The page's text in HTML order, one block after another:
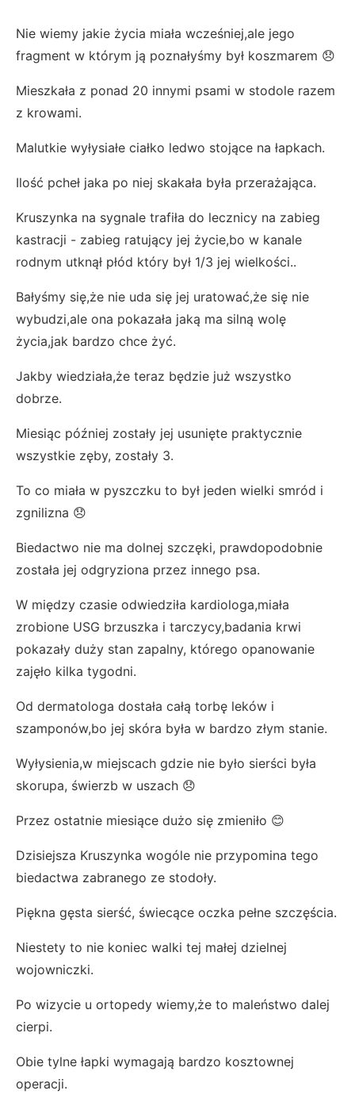
Nie wiemy jakie życia miała wcześniej,ale jego
fragment w którym ją poznałyśmy był koszmarem 😞
Mieszkała z ponad 20 innymi psami w stodole razem
z krowami.
Malutkie wyłysiałe ciałko ledwo stojące na łapkach.
Ilość pcheł jaka po niej skakała była przerażająca.
Kruszynka na sygnale trafiła do lecznicy na zabieg
kastracji - zabieg ratujący jej życie,bo w kanale
rodnym utknął płód który był 1/3 jej wielkości..
Bałyśmy się,że nie uda się jej uratować,że się nie
wybudzi,ale ona pokazała jaką ma silną wolę
życia,jak bardzo chce żyć.
Jakby wiedziała,że teraz będzie już wszystko
dobrze.
Miesiąc później zostały jej usunięte praktycznie
wszystkie zęby, zostały 3.
To co miała w pyszczku to był jeden wielki smród i
zgnilizna 😞
Biedactwo nie ma dolnej szczęki, prawdopodobnie
została jej odgryziona przez innego psa.
W między czasie odwiedziła kardiologa,miała
zrobione USG brzuszka i tarczycy,badania krwi
pokazały duży stan zapalny, którego opanowanie
zajęło kilka tygodni.
Od dermatologa dostała całą torbę leków i
szamponów,bo jej skóra była w bardzo złym stanie.
Wyłysienia,w miejscach gdzie nie było sierści była
skorupa, świerzb w uszach 😞
Przez ostatnie miesiące dużo się zmieniło 😊
Dzisiejsza Kruszynka wogóle nie przypomina tego
biedactwa zabranego ze stodoły.
Piękna gęsta sierść, świecące oczka pełne szczęścia.
Niestety to nie koniec walki tej małej dzielnej
wojowniczki.
Po wizycie u ortopedy wiemy,że to maleństwo dalej
cierpi.
Obie tylne łapki wymagają bardzo kosztownej
operacji.